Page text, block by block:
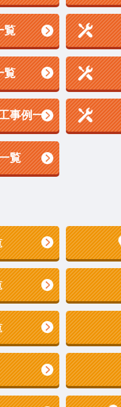
覧
覧
事例一
覧